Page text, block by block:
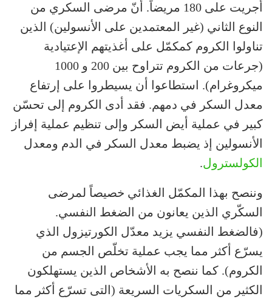
أجريت على 180 مريضاً. أنّ مرضى السكري من
النوع الثاني (غير المعتمدين على الأنسولين) الذين
تناولوا الكروم كمكمّل على أغذيتهم الإعتيادية
(جرعات من الكروم تتراوح بين 200 و 1000
ميكروغرام). استطاعوا أن يسيطروا على إرتفاع
معدل السكر في دمهم. فقد أدى الكروم إلى تحسّن
كبير في عملية أيض السكر وإلى تنظيم عملية إفراز
الأنسولين إذ يضبط معدل السكر في الدم ومعدل
الكولسترول.
وننصح بهذا المكمّل الغذائي خصيصاً لمرضى
السكّري الذين يعانون من الضغط النفسي.
(فالضغط النفسي يزيد معدّل الكورتيزول الذي
يسرّع أكثر مما يجب عملية تخلّص الجسم من
الكروم). كما ننصح به الأشخاص الذين يستهلكون
الكثير من السكريات السريعة (التى تسرّع أكثر مما